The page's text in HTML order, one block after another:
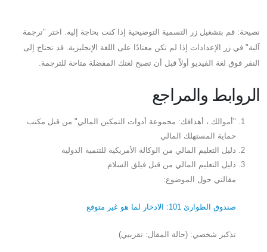
نصيحة: قم بتشغيل زر التسمية التوضيحية إذا كنت بحاجة إليه. اختر "ترجمة
آلية" في زر الإعدادات إذا لم تكن معتادًا على اللغة الإنجليزية. قد تحتاج إلى
النقر فوق لغة الفيديو أولاً قبل أن تصبح لغتك المفضلة متاحة للترجمة.
الروابط والمراجع
"أموالك ، أهدافك: مجموعة أدوات التمكين المالي" من قبل مكتب
حماية المستهلك المالي
دليل التعليم المالي من الوكالة الأمريكية للتنمية الدولية
دليل التعليم المالي من قبل فيلق السلام
مقالتي حول الموضوع:
صندوق الطوارئ 101: الادخار لما هو غير متوقع
تذكير شخصي: (حالة المقال: تقريبي)